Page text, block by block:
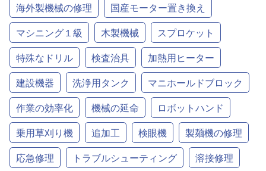
海外製機械の修理
国産モーター置き換え
マシニング１級
木製機械
スプロケット
特殊なドリル
検査治具
加熱用ヒーター
建設機器
洗浄用タンク
マニホールドブロック
作業の効率化
機械の延命
ロボットハンド
乗用草刈り機
追加工 検眼機
製麺機の修理
応急修理
トラブルシューティング
溶接修理